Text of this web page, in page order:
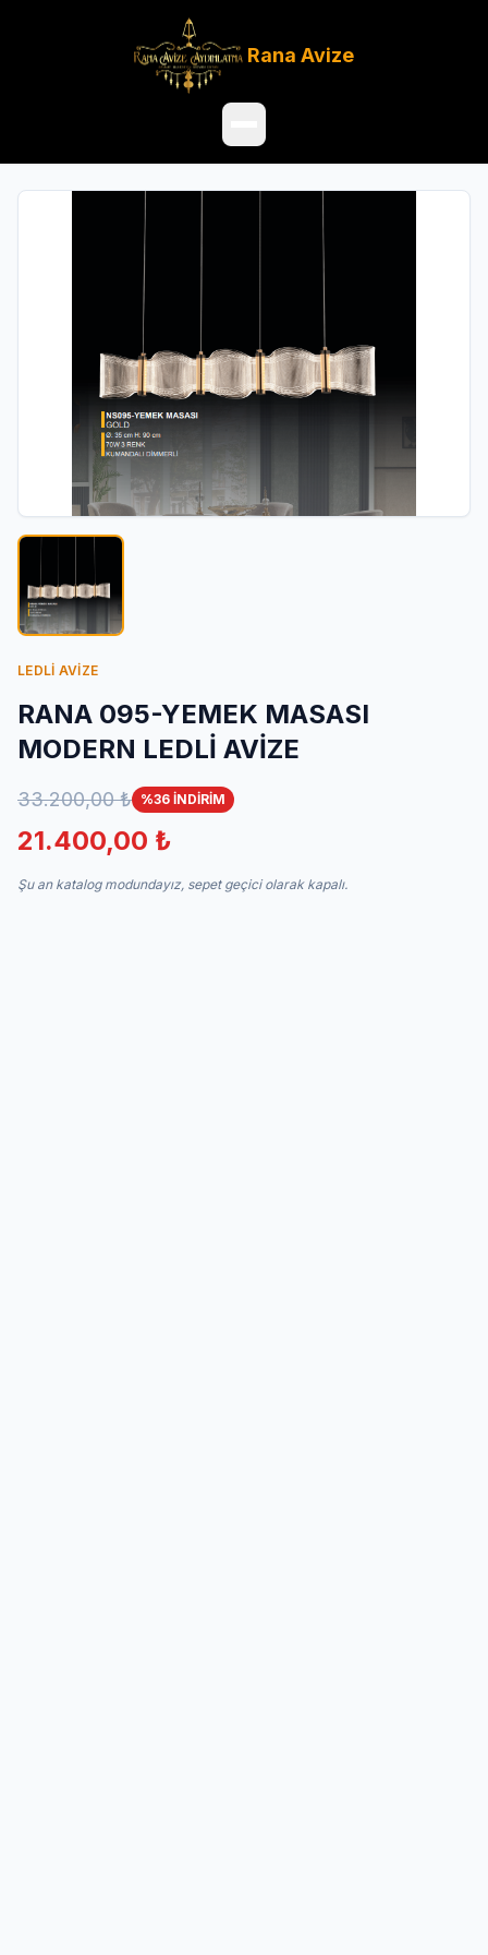
Rana Avize
Ana Sayfa
Referanslar
Satış Noktaları
İletişim
LEDLİ AVİZE
RANA 095-YEMEK MASASI
MODERN LEDLİ AVİZE
33.200,00 ₺ %36 İNDİRİM
21.400,00 ₺
Şu an katalog modundayız, sepet geçici olarak kapalı.